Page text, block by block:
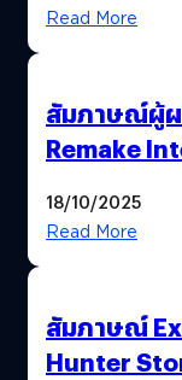
Read More
สัมภาษณ์ผู้ผ
Remake
18/10/2025
Read More
สัมภาษณ์
Hunter